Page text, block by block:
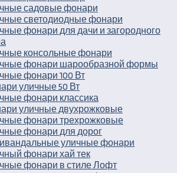
садовые фонари
светодиодные фонари
фонари для дачи и загородного
консольные фонари
фонари шарообразной формы
фонари 100 Вт
уличные 50 Вт
фонари классика
уличные двухрожковые
фонари трехрожковые
фонари для дорог
уличные фонари
фонари хай тек
фонари в стиле Лофт